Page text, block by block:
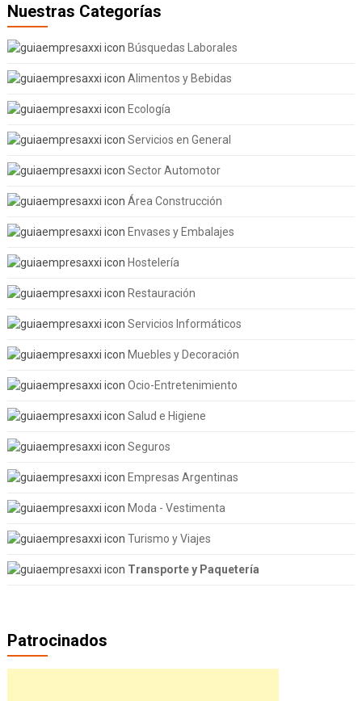
Nuestras Categorías
Búsquedas Laborales
Alimentos y Bebidas
Ecología
Servicios en General
Sector Automotor
Área Construcción
Envases y Embalajes
Hostelería
Restauración
Servicios Informáticos
Muebles y Decoración
Ocio-Entretenimiento
Salud e Higiene
Seguros
Empresas Argentinas
Moda - Vestimenta
Turismo y Viajes
Transporte y Paquetería
Patrocinados